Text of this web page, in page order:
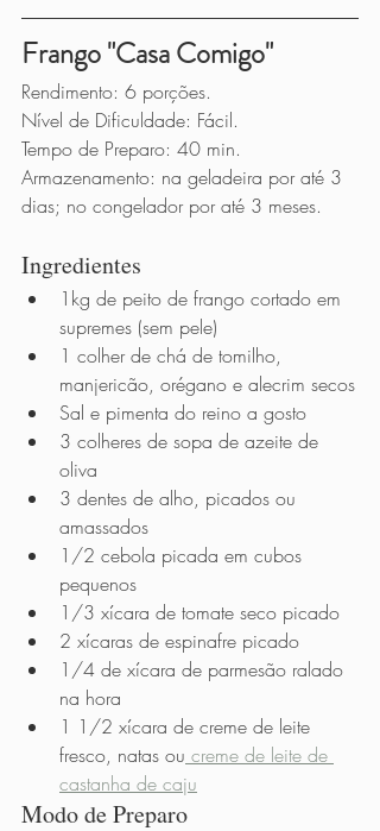
Frango "Casa Comigo"
Rendimento: 6 porções.
Nível de Dificuldade: Fácil.
Tempo de Preparo: 40 min.
Armazenamento: na geladeira por até 3
dias; no congelador por até 3 meses.
Ingredientes
1kg de peito de frango cortado em
supremes (sem pele)
1 colher de chá de tomilho,
manjericão, orégano e alecrim secos
Sal e pimenta do reino a gosto
3 colheres de sopa de azeite de
oliva
3 dentes de alho, picados ou
amassados
1/2 cebola picada em cubos
pequenos
1/3 xícara de tomate seco picado
2 xícaras de espinafre picado
1/4 de xícara de parmesão ralado
na hora
1 1/2 xícara de creme de leite
fresco, natas ou creme de leite de
castanha de caju
Modo de Preparo